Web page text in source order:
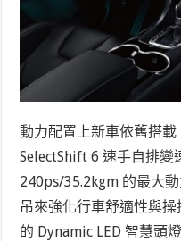
動力配置上新車依舊搭載
SelectShift 6 速手自排變
240ps/35.2kgm 的最大
吊來強化行車舒適性與
的 Dynamic LED 智慧頭